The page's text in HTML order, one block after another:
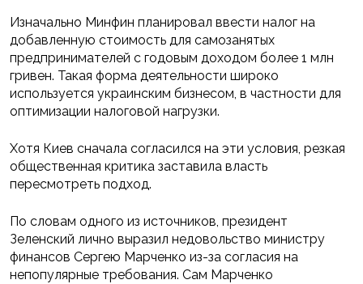
Изначально Минфин планировал ввести налог на
добавленную стоимость для самозанятых
предпринимателей с годовым доходом более 1 млн
гривен. Такая форма деятельности широко
используется украинским бизнесом, в частности для
оптимизации налоговой нагрузки.
Хотя Киев сначала согласился на эти условия, резкая
общественная критика заставила власть
пересмотреть подход.
По словам одного из источников, президент
Зеленский лично выразил недовольство министру
финансов Сергею Марченко из-за согласия на
непопулярные требования. Сам Марченко